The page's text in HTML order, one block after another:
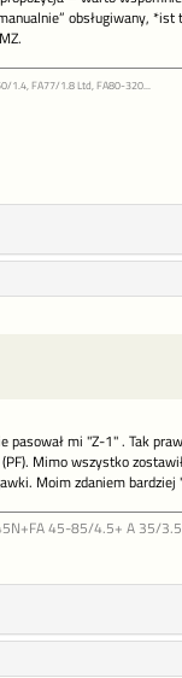
obsługiwany,
1.4, FA77/1.8 Ltd, FA80-320...
pasował mi "Z-1" . Tak
Mimo wszystko
Moim zdaniem
45-85/4.5+ A 35/